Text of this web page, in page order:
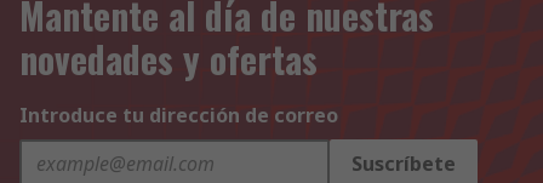
Mantente al día de nuestras
novedades y ofertas
Introduce tu dirección de correo
Suscríbete